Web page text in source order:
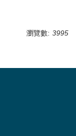
瀏覽數: 3995